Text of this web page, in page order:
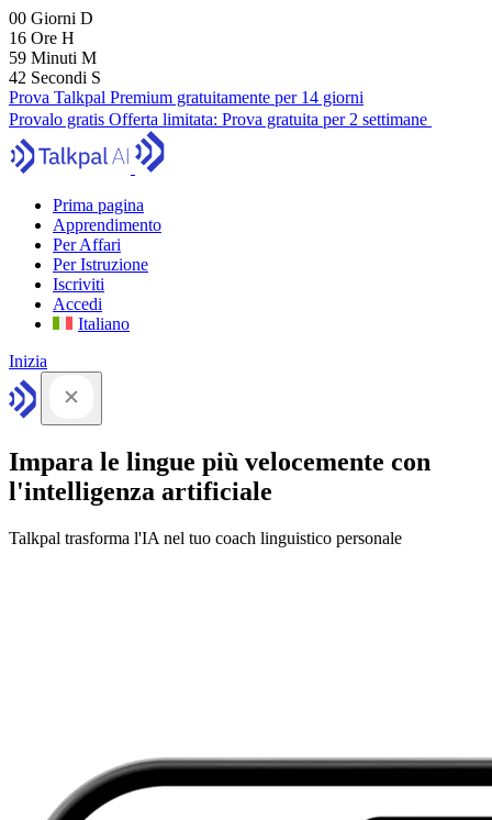
00 Giorni D
16 Ore H
59 Minuti M
41 Secondi S
Prova Talkpal Premium gratuitamente per 14 giorni
Provalo gratis Offerta limitata: Prova gratuita per 2 settimane
Prima pagina
Apprendimento
Per Affari
Per Istruzione
Iscriviti
Accedi
Italiano
Inizia
Impara le lingue più velocemente con
l'intelligenza artificiale
Talkpal trasforma l'IA nel tuo coach linguistico personale